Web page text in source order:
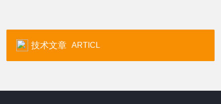
技术文章 ARTICL